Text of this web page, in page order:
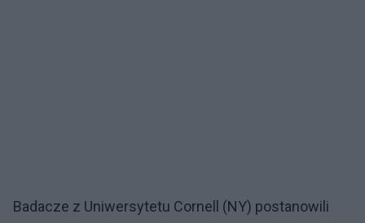
Badacze z Uniwersytetu Cornell (NY) postanowili